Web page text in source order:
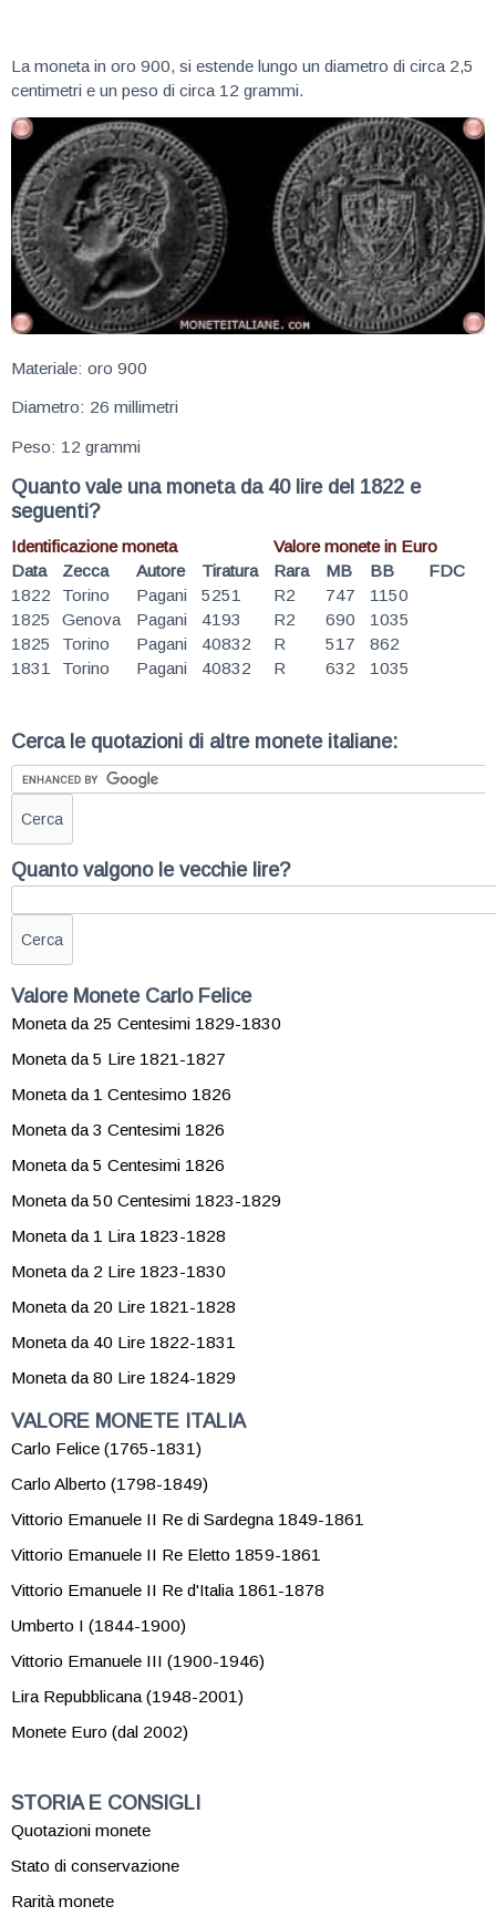
La moneta in oro 900, si estende lungo un diametro di circa 2,5
centimetri e un peso di circa 12 grammi.
Materiale: oro 900
Diametro: 26 millimetri
Peso: 12 grammi
Quanto vale una moneta da 40 lire del 1822 e
seguenti?
Identificazione moneta
Valore monete in Euro
Data
Zecca Autore Tiratura Rara MB BB
FDC
1822
Torino Pagani 5251 R2 747
1150
1825
Genova Pagani 4193 R2 690
1035
1825
Torino Pagani 40832 R 517
862
1831
Torino Pagani 40832 R 632 1035
Cerca le quotazioni di altre monete italiane:
Quanto valgono le vecchie lire?
Valore Monete Carlo Felice
Moneta da 25 Centesimi 1829-1830
Moneta da 5 Lire 1821-1827
Moneta da 1 Centesimo 1826
Moneta da 3 Centesimi 1826
Moneta da 5 Centesimi 1826
Moneta da 50 Centesimi 1823-1829
Moneta da 1 Lira 1823-1828
Moneta da 2 Lire 1823-1830
Moneta da 20 Lire 1821-1828
Moneta da 40 Lire 1822-1831
Moneta da 80 Lire 1824-1829
VALORE MONETE ITALIA
Carlo Felice (1765-1831)
Carlo Alberto (1798-1849)
Vittorio Emanuele II Re di Sardegna 1849-1861
Vittorio Emanuele II Re Eletto 1859-1861
Vittorio Emanuele II Re d'Italia 1861-1878
Umberto I (1844-1900)
Vittorio Emanuele III (1900-1946)
Lira Repubblicana (1948-2001)
Monete Euro (dal 2002)
STORIA E CONSIGLI
Quotazioni monete
Stato di conservazione
Rarità monete